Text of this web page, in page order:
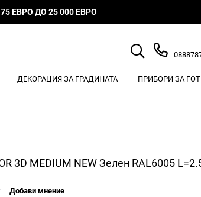
ЕВРО ДО 25 000 ЕВРО
Търсене
ДЕКОРАЦИЯ ЗА ГРАДИНАТА ПРИБОРИ ЗА
3D MEDIUM NEW Зелен RAL6005
Добави мнение